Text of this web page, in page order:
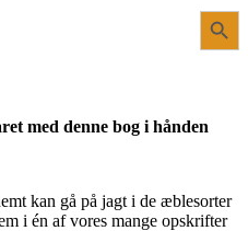
Search Button
med denne bog i hånden
kan gå på jagt i de æblesorter
i én af vores mange opskrifter